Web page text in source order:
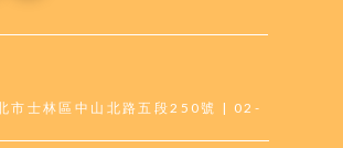
市士林區中山北路五段250號 | 02-